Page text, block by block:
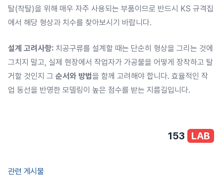
탈(착탈)을 위해 매우 자주 사용되는 부품이므로 반드시 KS 규격집
에서 해당 형상과 치수를 찾아보시기 바랍니다.
설계 고려사항: 치공구류를 설계할 때는 단순히 형상을 그리는 것에
그치지 말고, 실제 현장에서 작업자가 가공물을 어떻게 장착하고 탈
거할 것인지 그 순서와 방법을 함께 고려해야 합니다. 효율적인 작
업 동선을 반영한 모델링이 높은 점수를 받는 지름길입니다.
153 LAB
관련 게시물